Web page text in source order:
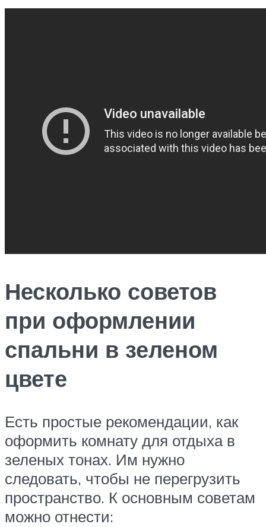
Несколько советов
при оформлении
спальни в зеленом
цвете
Есть простые рекомендации, как
оформить комнату для отдыха в
зеленых тонах. Им нужно
следовать, чтобы не перегрузить
пространство. К основным советам
можно отнести: